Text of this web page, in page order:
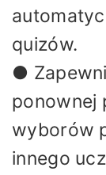
quizów.
●
ponownej
wyborów
innego